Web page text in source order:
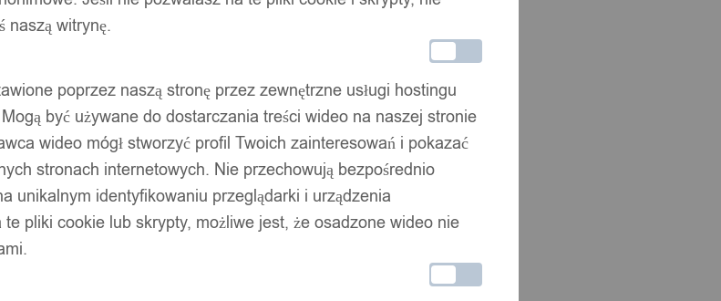
naszą witrynę.
poprzez naszą stronę przez zewnętrzne usługi hostingu
być używane do dostarczania treści wideo na naszej stronie
wideo mógł stworzyć profil Twoich zainteresowań i pokazać
stronach internetowych. Nie przechowują bezpośrednio
unikalnym identyfikowaniu przeglądarki i urządzenia
pliki cookie lub skrypty, możliwe jest, że osadzone wideo nie